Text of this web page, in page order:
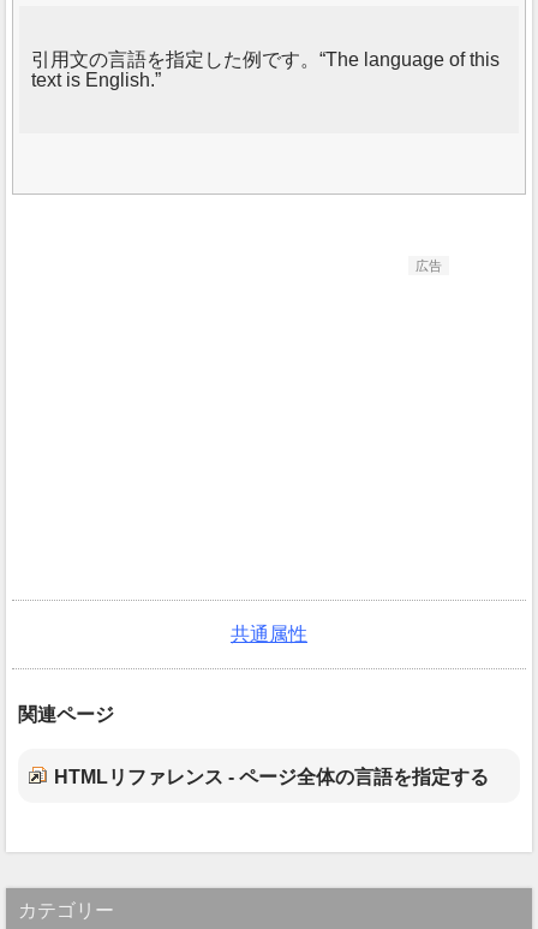
引用文の言語を指定した例です。
The language of this
text is English.
広告
共通属性
関連ページ
HTMLリファレンス - ページ全体の言語を指定する
カテゴリー